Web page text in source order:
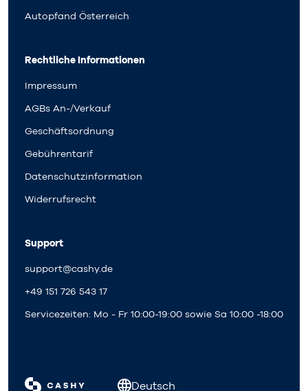
Autopfand Österreich
Rechtliche Informationen
Impressum
AGBs An-/Verkauf
Geschäftsordnung
Gebührentarif
Datenschutzinformation
Widerrufsrecht
Support
support@cashy.de
+49 151 726 543 17
Servicezeiten: Mo - Fr 10:00-19:00 sowie Sa 10:00 -18:00
Deutsch